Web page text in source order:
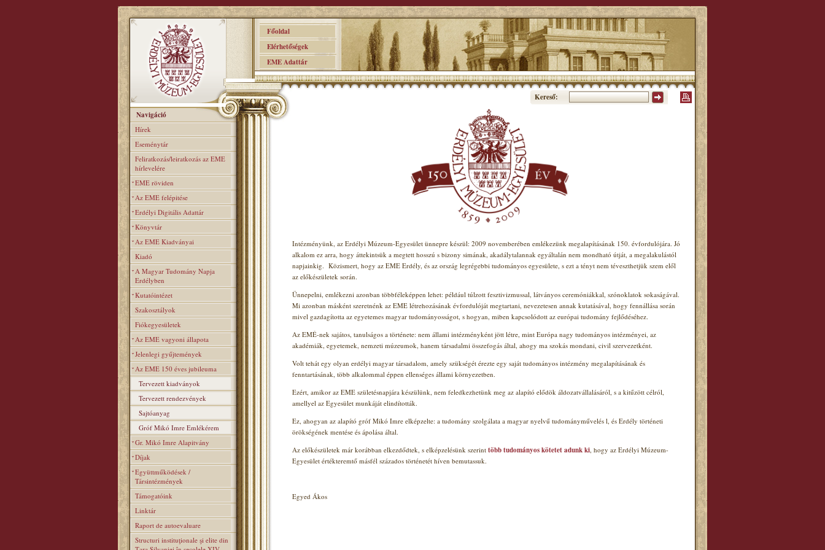
Főoldal
Elérhetőségek
EME Adattár
Kereső:
Navigáció
Hírek
Eseménytár
Feliratkozás/leiratkozás az EME
hírlevelére
EME röviden
Az EME felépitése
Erdélyi Digitális Adattár
Könyvtár
Az EME Kiadványai
Kiadó
A Magyar Tudomány Napja
Erdélyben
Kutatóintézet
Szakosztályok
Fiókegyesületek
Az EME vagyoni állapota
Jelenlegi gyűjtemények
Az EME 150 éves jubileuma
Tervezett kiadványok
Tervezett rendezvények
Sajtóanyag
Gróf Mikó Imre Emlékérem
Gr. Mikó Imre Alapitvány
Díjak
Együttműködések /
Társintézmények
Támogatóink
Linktár
Raport de autoevaluare
Structuri instituţionale şi elite din
Intézményünk, az Erdélyi Múzeum-Egyesület ünnepre készül: 2009 novemberében emlékezünk megalapításának 150. évfordulójára. Jó
alkalom ez arra, hogy áttekintsük a megtett hosszú s bizony simának, akadálytalannak egyáltalán nem mondható útját, a megalakulástól
napjainkig. Közismert, hogy az EME Erdély, és az ország legrégebbi tudományos egyesülete, s ezt a tényt nem téveszthetjük szem elől
az előkészületek során.
Ünnepelni, emlékezni azonban többféleképpen lehet: például túlzott fesztivizmussal, látványos ceremóniákkal, szónoklatok sokaságával.
Mi azonban másként szeretnénk az EME létrehozásának évfordulóját megtartani, nevezetesen annak kutatásával, hogy fennállása során
mivel gazdagította az egyetemes magyar tudományosságot, s hogyan, miben kapcsolódott az európai tudomány fejlődéséhez.
Az EMÉ-nek sajátos, tanulságos a története: nem állami intézményként jött létre, mint Európa nagy tudományos intézményei, az
akadémiák, egyetemek, nemzeti múzeumok, hanem társadalmi összefogás által, ahogy ma szokás mondani, civil szervezetként.
Volt tehát egy olyan erdélyi magyar társadalom, amely szükségét érezte egy saját tudományos intézmény megalapításának és
fenntartásának, több alkalommal éppen ellenséges állami környezetben.
Ezért, amikor az EME születésnapjára készülünk, nem feledkezhetünk meg az alapító elődök áldozatvállalásáról, s a kitűzött célról,
amellyel az Egyesület munkáját elindították.
Ez, ahogyan az alapító gróf Mikó Imre elképzelte: a tudomány szolgálata a magyar nyelvű tudományművelés l, és Erdély történeti
örökségének mentése és ápolása által.
Az előkészületek már korábban elkezdődtek, s elképzelésünk szerint több tudományos kötetet adunk ki, hogy az Erdélyi Múzeum-
Egyesület értékteremtő másfél százados történetét híven bemutassuk.
Egyed Ákos